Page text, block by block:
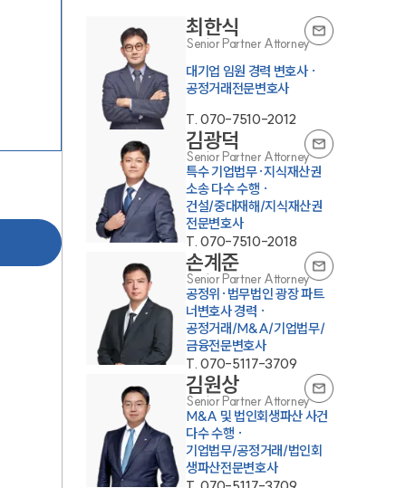
최한식
Senior Partner Attorney
대기업 임원 경력 변호사 ·
공정거래전문변호사
T.070-7510-2012
김광덕
Senior Partner Attorney
특수 기업법무·지식재산권
소송 다수 수행 ·
건설/중대재해/지식재산권
전문변호사
T.070-7510-2018
손계준
Senior Partner Attorney
공정위·법무법인 광장 파트
너변호사 경력 ·
공정거래/M&A/기업법무/
금융전문변호사
T.070-5117-3709
김원상
Senior Partner Attorney
M&A 및 법인회생파산 사건
다수 수행 ·
기업법무/공정거래/법인회
생파산전문변호사